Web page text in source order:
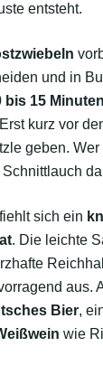
entsteht.
und in
bis 15 Minuten
kurz vor
geben.
sich ein
. Die leichte
aus.
Bier,
wie